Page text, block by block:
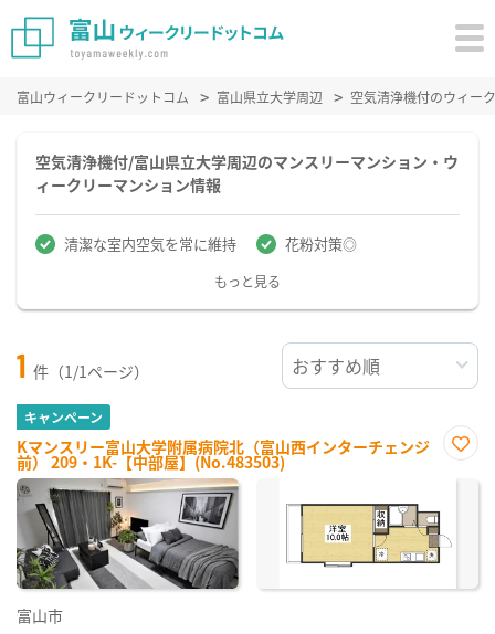
富山ウィークリードットコム 富山県立大学周辺 空気清浄機付のウィー
空気清浄機付/富山県立大学周辺のマンスリーマンション・ウ
ィークリーマンション情報
清潔な室内空気を常に維持 花粉対策◎
もっと見る
1 件（1/1ページ）
キャンペーン
Kマンスリー富山大学附属病院北（富山西インターチェンジ
前） 209・1K-【中部屋】(No.483503)
に入
富山市